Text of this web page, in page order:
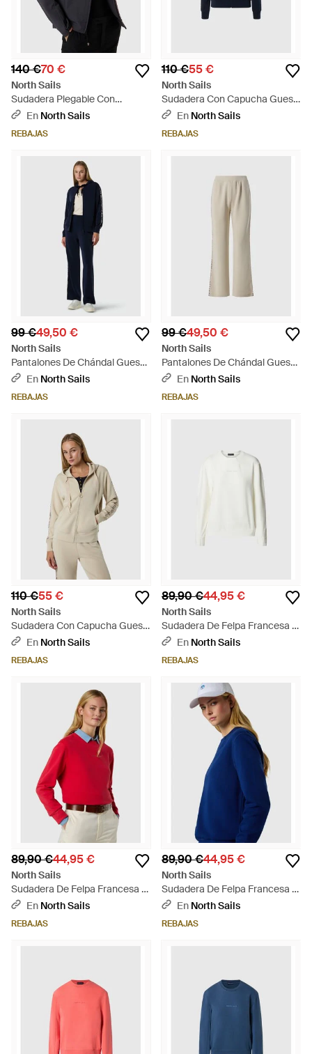
140 €70 €
North Sails
Sudadera Plegable Con
Cremallera - Negro
En North Sails
REBAJAS
110 €55 €
North Sails
Sudadera Con Capucha Guess
X - Azul
En North Sails
REBAJAS
99 €49,50 €
North Sails
Pantalones De Chándal Guess
X - Azul
En North Sails
REBAJAS
99 €49,50 €
North Sails
Pantalones De Chándal Guess
X - Neutro
En North Sails
REBAJAS
110 €55 €
North Sails
Sudadera Con Capucha Guess
X - Neutro
En North Sails
REBAJAS
89,90 €44,95 €
North Sails
Sudadera De Felpa Francesa -
Blanco
En North Sails
REBAJAS
89,90 €44,95 €
North Sails
Sudadera De Felpa Francesa -
RojoEn North Sails
REBAJAS
89,90 €44,95 €
North Sails
Sudadera De Felpa Francesa -
AzulEn North Sails
REBAJAS